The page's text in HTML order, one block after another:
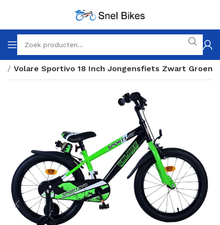
Volare Sportivo 18 Inch Jongensfiets Zwart Groen